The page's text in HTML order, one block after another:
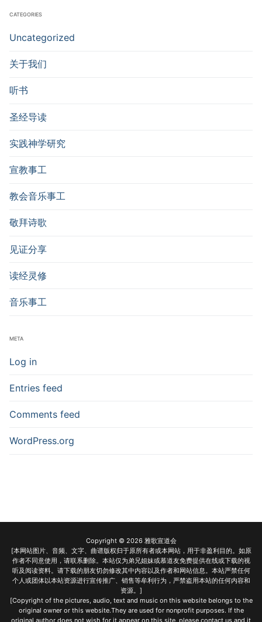
CATEGORIES
Uncategorized
关于我们
听书
圣经导读
实践神学研究
宣教事工
教会音乐事工
敬拜诗歌
见证分享
读经灵修
音乐事工
META
Log in
Entries feed
Comments feed
WordPress.org
Copyright © 2026 雅歌宣道会
[本网站图片、音频、文字、曲谱版权归于原所有者或本网站，用于非盈利目的。如原
作者不同意使用，请联系删除。本站仅为弟兄姐妹或慕道友免费提供在线或下载的视
听及阅读资料。请下载的朋友切勿修改其中内容以及作者和网站信息。本站严禁任何
个人或团体以本站资源进行宣传推广、销售等牟利行为，严禁盗用本站的任何内容和
资源。]
[Copyright of the pictures, audio, text and music on this website belongs to the
original owner or this website.They are used for nonprofit purposes. If the